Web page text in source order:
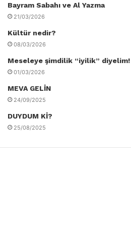
Bayram Sabahı ve Al Yazma
21/03/2026
Kültür nedir?
08/03/2026
Meseleye şimdilik “iyilik” diyelim!
01/03/2026
MEVA GELİN
24/09/2025
DUYDUM Kİ?
25/08/2025